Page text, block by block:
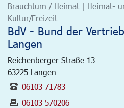
Brauchtum / Heimat | Heimat-
Kultur/Freizeit
BdV - Bund der
Langen
Reichenberger Straße 13
63225 Langen
06103 71783
06103 570206